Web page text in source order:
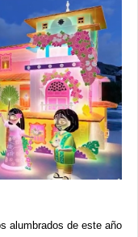
alumbrados de este año